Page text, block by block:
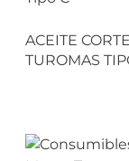
ACEITE
TUROMAS